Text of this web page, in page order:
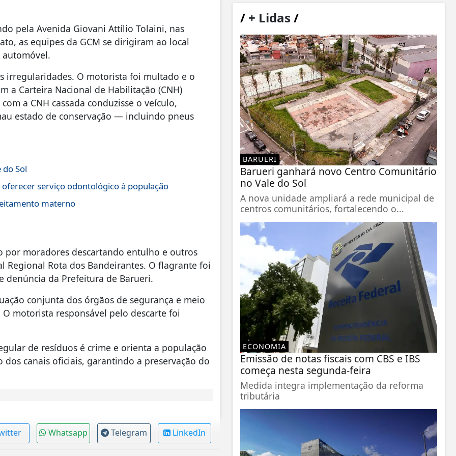
pela Avenida Giovani Attílio Tolaini, nas
as equipes da GCM se dirigiram ao local
irregularidades. O motorista foi multado e o
a Carteira Nacional de Habilitação (CNH)
a CNH cassada conduzisse o veículo,
estado de conservação — incluindo pneus
Sol
serviço odontológico à população
materno
moradores descartando entulho e outros
Rota dos Bandeirantes. O flagrante foi
denúncia da Prefeitura de Barueri.
conjunta dos órgãos de segurança e meio
motorista responsável pelo descarte foi
de resíduos é crime e orienta a população
canais oficiais, garantindo a preservação do
Whatsapp Telegram LinkedIn
/+ Lidas /
BARUERI
Barueri ganhará novo Centro Comunitário
no Vale do Sol
A nova unidade ampliará a rede municipal de
centros comunitários, fortalecendo o...
ECONOMIA
Emissão de notas fiscais com CBS e IBS
começa nesta segunda-feira
Medida integra implementação da reforma
tributária